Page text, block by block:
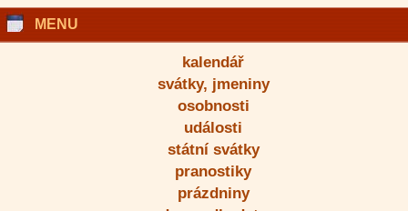
MENU
kalendář
svátky, jmeniny
osobnosti
události
státní svátky
pranostiky
prázdniny